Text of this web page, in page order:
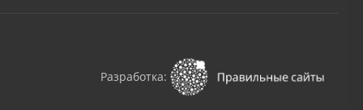
Разработка: